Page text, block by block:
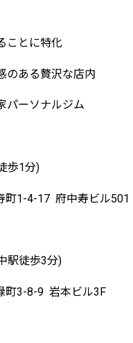
ことに特化
のある贅沢な店内
パーソナルジム
歩1分)
1-4-17 府中寿ビル501
駅徒歩3分)
3-8-9 岩本ビル3F